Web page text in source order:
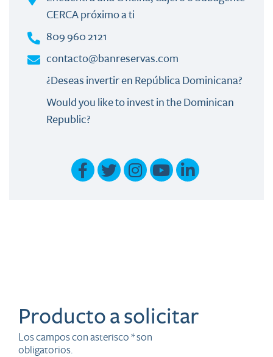
Producto a solicitar
Los campos con asterisco * son
obligatorios.
CERCA próximo a ti
809 960 2121
contacto@banreservas.com
¿Deseas invertir en República Dominicana?
Would you like to invest in the Dominican
Republic?